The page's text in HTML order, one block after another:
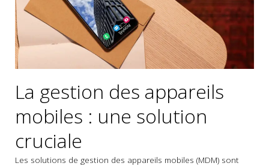
La gestion des appareils
mobiles : une solution
cruciale
Les solutions de gestion des appareils mobiles (MDM) sont